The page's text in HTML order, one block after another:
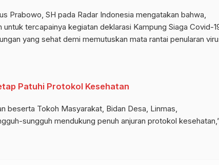
Prabowo, SH pada Radar Indonesia mengatakan bahwa,
tercapainya kegiatan deklarasi Kampung Siaga Covid-
yang sehat demi memutuskan mata rantai penularan
Patuhi Protokol Kesehatan
beserta Tokoh Masyarakat, Bidan Desa, Linmas,
sungguh mendukung penuh anjuran protokol